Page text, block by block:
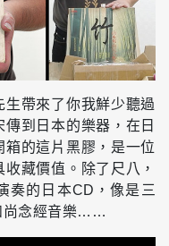
帶來了你我鮮少聽過
到日本的樂器，在日
的這片黑膠，是一位
藏價值。除了尺八，
奏的日本CD，像是三
尚念經音樂……